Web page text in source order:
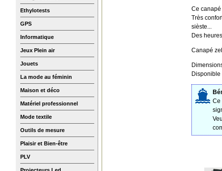
Ethylotests
GPS
Informatique
Jeux Plein air
Jouets
La mode au féminin
Maison et déco
Matériel professionnel
Mode textile
Outils de mesure
Plaisir et Bien-être
PLV
Ce
Très
sièste...
Des
Canapé
Disponible
Ce